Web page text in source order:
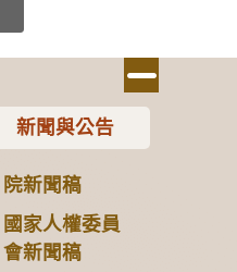
新聞與公告
院新聞稿
國家人權委員
會新聞稿